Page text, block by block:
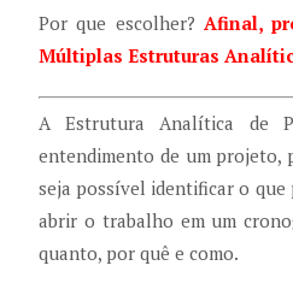
Por que escolher? Afinal,
Múltiplas Estruturas
A Estrutura Analítica de
entendimento de um projeto,
seja possível identificar o que
abrir o trabalho em um
quanto, por quê e como.